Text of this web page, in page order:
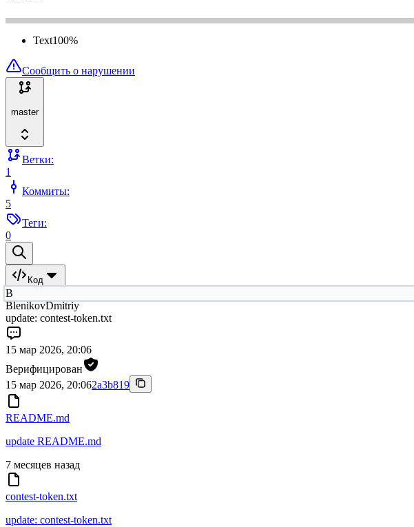
Text100%
Сообщить о нарушении
master
Ветки:
1
Коммиты:
5
Теги:
0
Код
B
BlenikovDmitriy
update: contest-token.txt
15 мар 2026, 20:06
Верифицирован
15 мар 2026, 20:062a3b819
README.md
update README.md
7 месяцев назад
contest-token.txt
update: contest-token.txt